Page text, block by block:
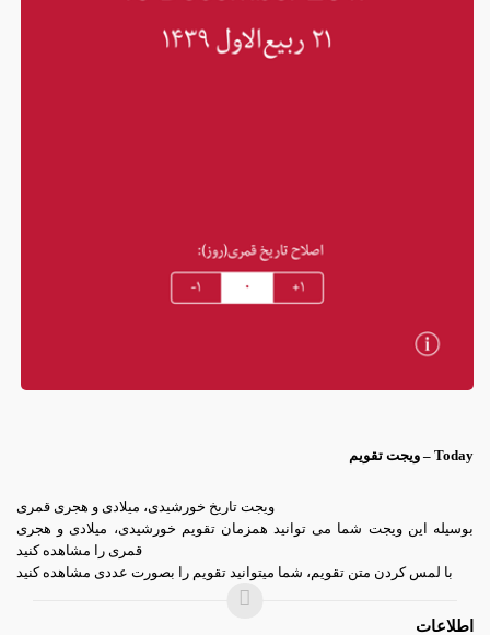
Today – ویجت تقویم
ویجت تاریخ خورشیدی، میلادی و هجری قمری
بوسیله این ویجت شما می توانید همزمان تقویم خورشیدی، میلادی و هجری
قمری را مشاهده کنید
با لمس کردن متن تقویم، شما میتوانید تقویم را بصورت عددی مشاهده کنید
اطلاعات